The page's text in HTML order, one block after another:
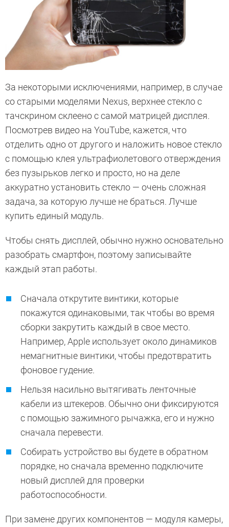
За некоторыми исключениями, например, в случае
со старыми моделями Nexus, верхнее стекло с
тачскрином склеено с самой матрицей дисплея.
Посмотрев видео на YouTube, кажется, что
отделить одно от другого и наложить новое стекло
с помощью клея ультрафиолетового отверждения
без пузырьков легко и просто, но на деле
аккуратно установить стекло — очень сложная
задача, за которую лучше не браться. Лучше
купить единый модуль.
Чтобы снять дисплей, обычно нужно основательно
разобрать смартфон, поэтому записывайте
каждый этап работы.
Сначала открутите винтики, которые
покажутся одинаковыми, так чтобы во время
сборки закрутить каждый в свое место.
Например, Apple использует около динамиков
немагнитные вин­тики, чтобы предотвратить
фоновое гудение.
Нельзя насильно вытягивать ленточные
кабели из штекеров. Обычно они фиксируются
с помощью зажимного рычажка, его и нужно
сначала перевести.
Собирать устройство вы будете в обратном
порядке, но сначала временно подключите
новый дисплей для проверки
работоспособности.
При замене других компонентов — модуля камеры,